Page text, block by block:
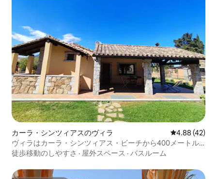
カーラ・シンツィアスのヴィラ レビュー42
4.88 (42)
ヴィラはカーラ・シンツィアス・ビーチから400メートル
の場所にあります
徒歩移動のしやすさ · 屋外スペース · バスルーム